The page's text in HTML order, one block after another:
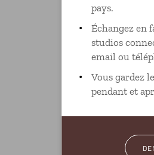
pays.
Échangez en
studios
email ou
Vous gardez
pendant et